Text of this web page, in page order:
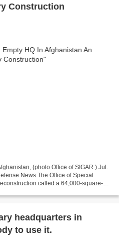
Construction
(photo Office of SIGAR ) Jul.
News The Office of Special
called a 64,000-square-
headquarters in
to use it.